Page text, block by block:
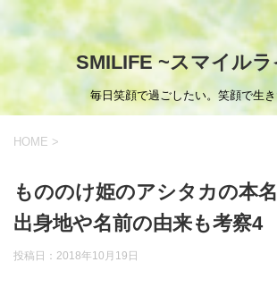
SMILIFE ~スマイル
毎日笑顔で過ごしたい。笑顔で生
HOME >
もののけ姫のアシタカの本
出身地や名前の由来も考察4
投稿日： 2018年10月19日